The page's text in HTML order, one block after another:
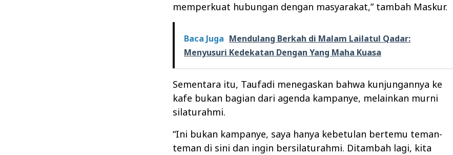
memperkuat hubungan dengan masyarakat,” tambah Maskur.
Baca Juga Mendulang Berkah di Malam Lailatul Qadar:
Menyusuri Kedekatan Dengan Yang Maha Kuasa
Sementara itu, Taufadi menegaskan bahwa kunjungannya ke
kafe bukan bagian dari agenda kampanye, melainkan murni
silaturahmi.
“Ini bukan kampanye, saya hanya kebetulan bertemu teman-
teman di sini dan ingin bersilaturahmi. Ditambah lagi, kita